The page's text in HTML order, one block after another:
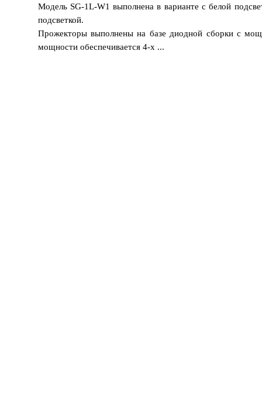
Модель SG-1L-W1 выполнена в варианте с белой
подсветкой.
Прожекторы выполнены на базе диодной сборки с
мощности обеспечивается 4-х ...